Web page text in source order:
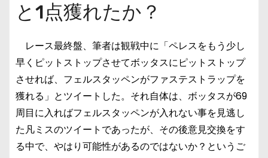
と1点獲れたか？
レース最終盤、筆者は観戦中に「ペレスをもう少し
早くピットストップさせてボッタスにピットストップ
させれば、フェルスタッペンがファステストラップを
獲れる」とツイートした。それ自体は、ボッタスが69
周目に入ればフェルスタッペンが入れない事を見逃し
た凡ミスのツイートであったが、その後意見交換をす
る中で、やはり可能性があるのではないか？というご